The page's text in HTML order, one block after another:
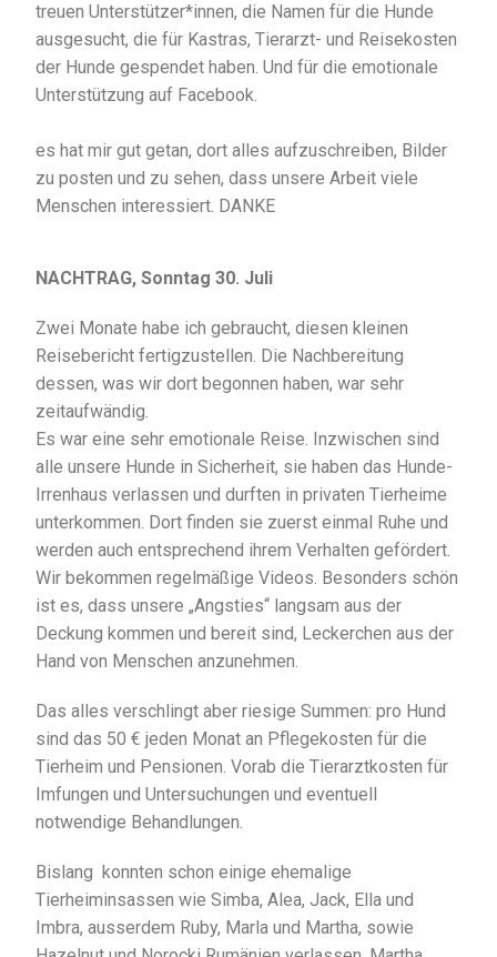
treuen Unterstützer*innen, die Namen für die Hunde
ausgesucht, die für Kastras, Tierarzt- und Reisekosten
der Hunde gespendet haben. Und für die emotionale
Unterstützung auf Facebook.
es hat mir gut getan, dort alles aufzuschreiben, Bilder
zu posten und zu sehen, dass unsere Arbeit viele
Menschen interessiert. DANKE
NACHTRAG, Sonntag 30. Juli
Zwei Monate habe ich gebraucht, diesen kleinen
Reisebericht fertigzustellen. Die Nachbereitung
dessen, was wir dort begonnen haben, war sehr
zeitaufwändig.
Es war eine sehr emotionale Reise. Inzwischen sind
alle unsere Hunde in Sicherheit, sie haben das Hunde-
Irrenhaus verlassen und durften in privaten Tierheime
unterkommen. Dort finden sie zuerst einmal Ruhe und
werden auch entsprechend ihrem Verhalten gefördert.
Wir bekommen regelmäßige Videos. Besonders schön
ist es, dass unsere „Angsties“ langsam aus der
Deckung kommen und bereit sind, Leckerchen aus der
Hand von Menschen anzunehmen.
Das alles verschlingt aber riesige Summen: pro Hund
sind das 50 € jeden Monat an Pflegekosten für die
Tierheim und Pensionen. Vorab die Tierarztkosten für
Imfungen und Untersuchungen und eventuell
notwendige Behandlungen.
Bislang konnten schon einige ehemalige
Tierheiminsassen wie Simba, Alea, Jack, Ella und
Imbra, ausserdem Ruby, Marla und Martha, sowie